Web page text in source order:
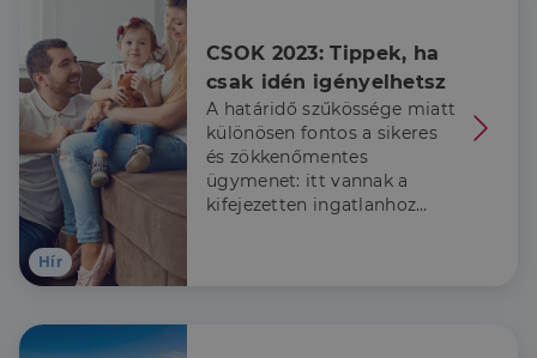
Hír
CSOK 2023: Tippek, ha
csak idén igényelhetsz
A határidő szűkössége miatt
különösen fontos a sikeres
és zökkenőmentes
ügymenet: itt vannak a
kifejezetten ingatlanhoz